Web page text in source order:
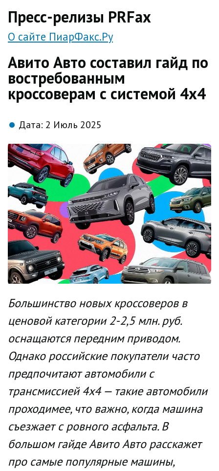
Пресс-релизы PRFax
О сайте ПиарФакс.Ру
Авито Авто составил гайд по
востребованным
кроссоверам с системой 4х4
Дата: 2 Июль 2025
Большинство новых кроссоверов в
ценовой категории 2-2,5 млн. руб.
оснащаются передним приводом.
Однако российские покупатели часто
предпочитают автомобили с
трансмиссией 4х4 — такие автомобили
проходимее, что важно, когда машина
съезжает с ровного асфальта. В
большом гайде Авито Авто расскажет
про самые популярные машины,